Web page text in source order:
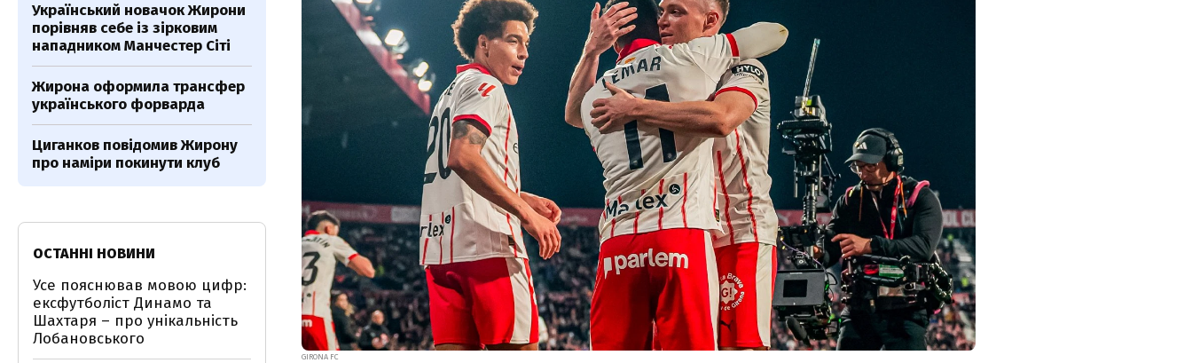
GIRONA FC
Український новачок Жирони
порівняв себе із зірковим
нападником Манчестер Сіті
Жирона оформила трансфер
українського форварда
Циганков повідомив Жирону
про наміри покинути клуб
ОСТАННІ НОВИНИ
Усе пояснював мовою цифр:
ексфутболіст Динамо та
Шахтаря – про унікальність
Лобановського